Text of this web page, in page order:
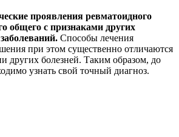
проявления ревматоидного
общего с признаками других
Способы лечения
при этом существенно отличаются
других болезней. Таким образом, до
узнать свой точный диагноз.